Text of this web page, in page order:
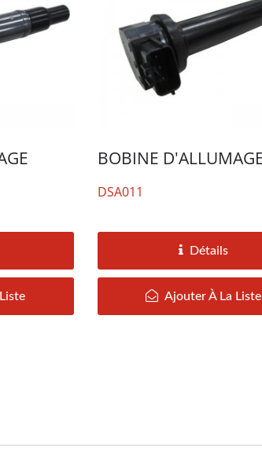
BOBINE
DSA011
Détails
Ajouter À La Liste